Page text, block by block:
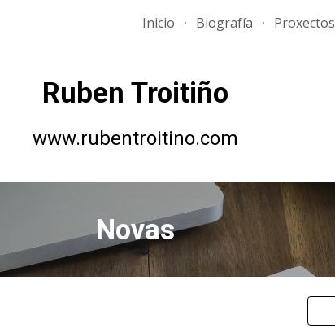
Skip to navigation
Inicio Biografía Proxectos
Ruben Troitiño
www.rubentroitino.com
Novas